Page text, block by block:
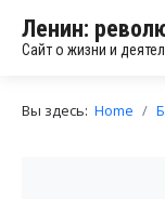
Ленин:
Сайт о жизни и
Вы здесь: Home